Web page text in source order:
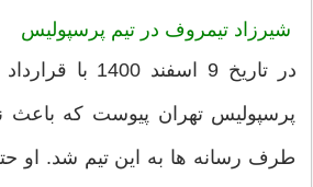
شیرزاد تیمروف در تیم پرسپولیس
پرسپولیس تهران پیوست که باعث
طرف رسانه ها به این تیم شد. او